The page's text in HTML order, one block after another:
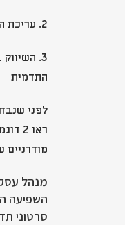
2. עריכת הסרטון
3.
התדמית
לפני
ראו
מודרניים
מנהל עסק
השפיעה
סרטוני